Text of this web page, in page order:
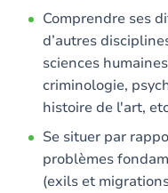
Comprendre ses
d’autres
sciences
criminologie,
histoire de l'art,
Se situer par
problèmes
(exils et